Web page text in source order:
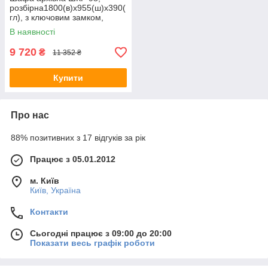
розбірна1800(в)х955(ш)х390(
гл), з ключовим замком,
бухгалтерська металева
шафа, металева шафа для
документів
В наявності
9 720 ₴ 11 352 ₴
Купити
Про нас
88% позитивних з 17 відгуків за рік
Працює з 05.01.2012
м. Київ
Київ, Україна
Контакти
Сьогодні працює з 09:00 до 20:00
Показати весь графік роботи